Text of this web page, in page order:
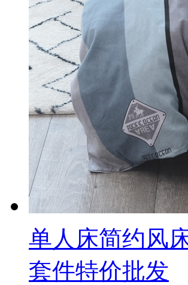
单人床简约风
套件特价批发